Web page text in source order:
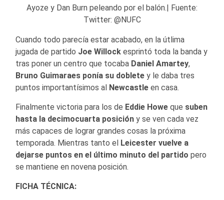
Ayoze y Dan Burn peleando por el balón.| Fuente:
Twitter: @NUFC
Cuando todo parecía estar acabado, en la útlima
jugada de partido Joe Willock esprintó toda la banda y
tras poner un centro que tocaba Daniel Amartey,
Bruno Guimaraes ponía su doblete y le daba tres
puntos importantísimos al Newcastle en casa.
Finalmente victoria para los de Eddie Howe que suben
hasta la decimocuarta posición y se ven cada vez
más capaces de lograr grandes cosas la próxima
temporada. Mientras tanto el Leicester vuelve a
dejarse puntos en el último minuto del partido pero
se mantiene en novena posición.
FICHA TÉCNICA: